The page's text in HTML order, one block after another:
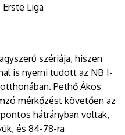
Liga
szériája, hiszen
is nyerni tudott az NB I-
Pethő Ákos
mérkőzést követően az
hátrányban voltak,
és 84-78-ra